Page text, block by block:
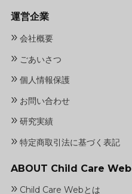
運営企業
» 会社概要
» ごあいさつ
» 個人情報保護
» お問い合わせ
» 研究実績
» 特定商取引法に基づく表記
ABOUT Child Care Web
» Child Care Webとは